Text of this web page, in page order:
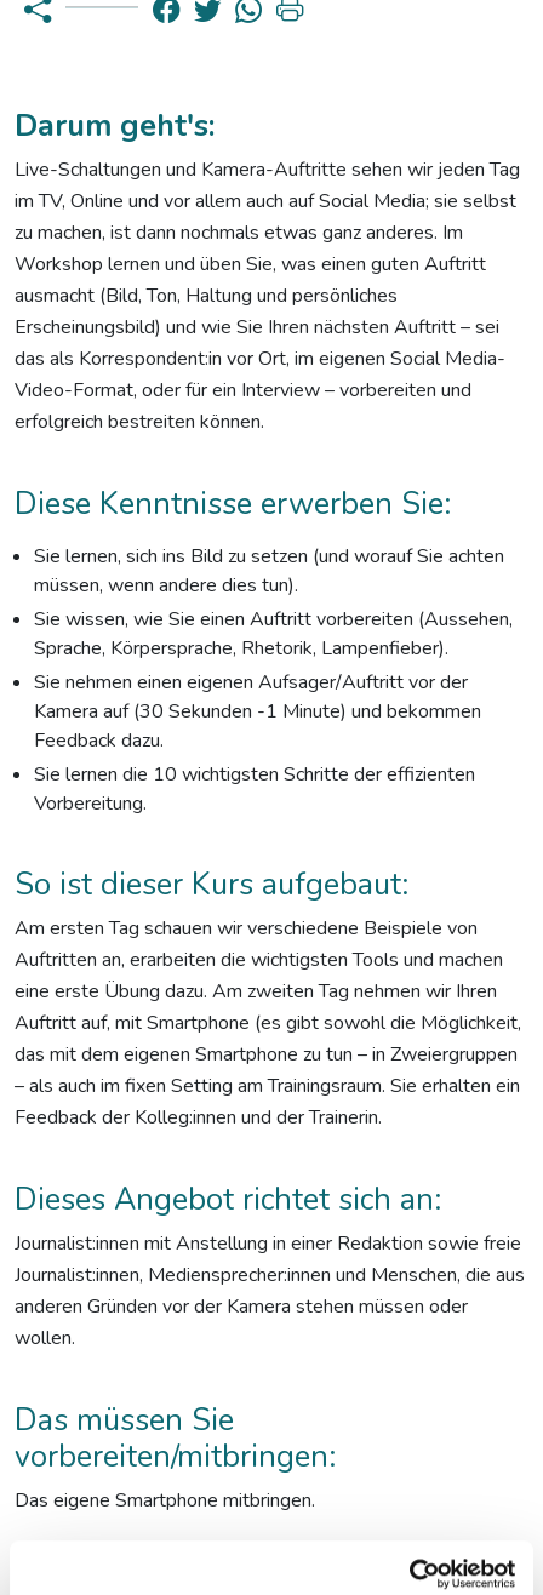
Darum geht's:
Live-Schaltungen und Kamera-Auftritte sehen wir jeden Tag
im TV, Online und vor allem auch auf Social Media; sie selbst
zu machen, ist dann nochmals etwas ganz anderes. Im
Workshop lernen und üben Sie, was einen guten Auftritt
ausmacht (Bild, Ton, Haltung und persönliches
Erscheinungsbild) und wie Sie Ihren nächsten Auftritt – sei
das als Korrespondent:in vor Ort, im eigenen Social Media-
Video-Format, oder für ein Interview – vorbereiten und
erfolgreich bestreiten können.
Diese Kenntnisse erwerben Sie:
Sie lernen, sich ins Bild zu setzen (und worauf Sie achten
müssen, wenn andere dies tun).
Sie wissen, wie Sie einen Auftritt vorbereiten (Aussehen,
Sprache, Körpersprache, Rhetorik, Lampenfieber).
Sie nehmen einen eigenen Aufsager/Auftritt vor der
Kamera auf (30 Sekunden -1 Minute) und bekommen
Feedback dazu.
Sie lernen die 10 wichtigsten Schritte der effizienten
Vorbereitung.
So ist dieser Kurs aufgebaut:
Am ersten Tag schauen wir verschiedene Beispiele von
Auftritten an, erarbeiten die wichtigsten Tools und machen
eine erste Übung dazu. Am zweiten Tag nehmen wir Ihren
Auftritt auf, mit Smartphone (es gibt sowohl die Möglichkeit,
das mit dem eigenen Smartphone zu tun – in Zweiergruppen
– als auch im fixen Setting am Trainingsraum. Sie erhalten ein
Feedback der Kolleg:innen und der Trainerin.
Dieses Angebot richtet sich an:
Journalist:innen mit Anstellung in einer Redaktion sowie freie
Journalist:innen, Mediensprecher:innen und Menschen, die aus
anderen Gründen vor der Kamera stehen müssen oder
wollen.
Das müssen Sie
vorbereiten/mitbringen:
Das eigene Smartphone mitbringen.
bitten, um sich besser auf den Workshop vorzubereiten.